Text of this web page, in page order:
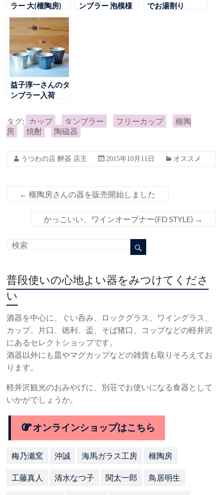
ラー 大(榧陶房)
ンブラー 泡模様
でお湯割り
益子淳一さんのタ
ンブラー入荷
タグ: カップ タンブラー フリーカップ
榧陶
房
焼酎 陶磁器
うつわの店 醉器 店主 2015年10月11日 オススメ
← 榧陶房さんの器を販売開始しました
かっこいい、ワインオープナー(FD STYLE) →
普段使いの心地よい器をみつけてくださ
い
酒器を中心に、ぐい呑み、ロックグラス、ワイングラス、
カップ、片口、徳利、盃、そば猪口、コップなどの軽井沢
にあるセレクトショップです。
酒器以外にも皿やマグカップなどの雑貨も取りそろえてお
ります。
軽井沢観光のおみやげに、別荘でお使いになる食器として
いかがでしょうか。
オンラインショップはこちら
梅乃瀬窯 沖誠 海馬ガラス工房 榧陶房
工藤真人 清水なつ子 関太一郎 鳥居明生